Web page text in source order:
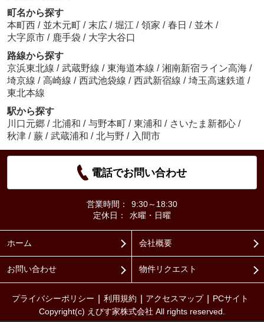
町名から探す
本町西 / 並木元町 / 末広 / 堀江 / 領家 / 春日 / 並木 /
大字原市 / 鹿手袋 / 大字大谷口
路線から探す
京浜東北線 / 武蔵野線 / 東海道本線 / 湘南新宿ライン高海 /
埼京線 / 高崎線 / 西武池袋線 / 西武新宿線 / 埼玉高速鉄道 /
東北本線
駅から探す
川口元郷 / 北浦和 / 与野本町 / 東浦和 / さいたま新都心 /
秋津 / 蕨 / 武蔵浦和 / 北与野 / 入間市
電話でお問い合わせ
営業時間：
9:30～18:30
定休日：
水曜・日曜
ホーム 会社概要
お問い合わせ 物件リクエスト
プライバシーポリシー 利用規約 アクセスマップ
PCサイト
Copyright(c) えびす家株式会社 All rights reserved.